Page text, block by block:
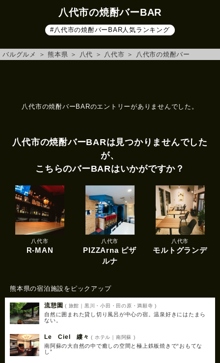
八代市の焼酎バーBAR
#八代市の焼酎バーBAR人気ランキング
バルグルメ ＞ 熊本県 ＞ 八代 ＞ 八代市 ＞ 八代市の焼酎バー
八代市の焼酎バーBARのエントリーがありませんでした。
八代市の焼酎バーBARは見つかりませんでした
が、
こちらのバーBARはいかがですか？
八代市
R-MAN
八代市
PIZZArna ピザ
ルナ
八代市
モルトグランデ
熊本県の宿泊施設をピックアップ
流憩園 ( 旅館｜黒川・小田・田の原・満願寺 )
自然に囲まれた貸し切り風呂が中心の宿。温泉好きにはたまら
ない。
Le Ciel 縷々 ( ホテル｜南阿蘇 )
南阿蘇の大自然の中で癒しの空間と極上鉄板焼きで“おもてな
し”